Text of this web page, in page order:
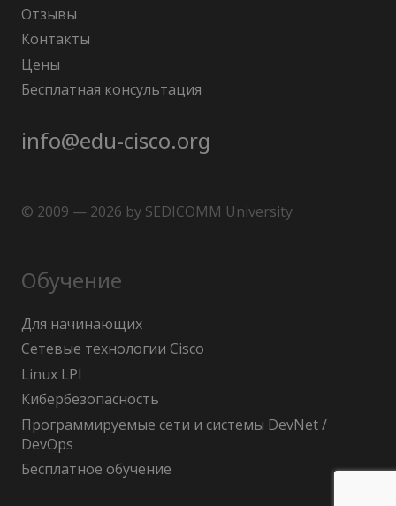
Отзывы
Контакты
Цены
Бесплатная консультация
info@edu-cisco.org
© 2009 — 2026 by SEDICOMM University
Обучение
Для начинающих
Сетевые технологии Cisco
Linux LPI
Кибербезопасность
Программируемые сети и системы DevNet /
DevOps
Бесплатное обучение